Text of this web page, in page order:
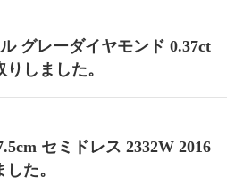
グレーダイヤモンド 0.37ct
しました。
セミドレス 2332W 2016
た。